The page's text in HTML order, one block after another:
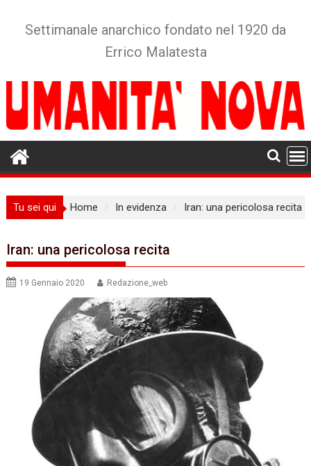
Settimanale anarchico fondato nel 1920 da
Errico Malatesta
Tu sei qui Home In evidenza Iran: una pericolosa recita
Iran: una pericolosa recita
19 Gennaio 2020 Redazione_web